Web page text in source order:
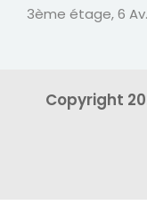
3ème étage, 6
Copyright